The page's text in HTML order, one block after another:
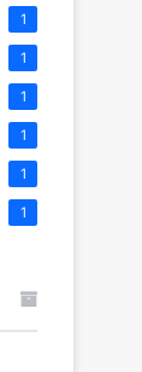
1
1
1
1
1
1